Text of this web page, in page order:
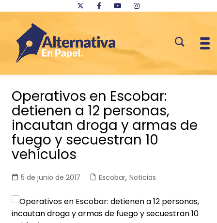
contenido
Operativos en Escobar:
detienen a 12 personas,
incautan droga y armas de
fuego y secuestran 10
vehículos
5 de junio de 2017 Escobar, Noticias